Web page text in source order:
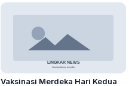
Vaksinasi Merdeka Hari Kedua